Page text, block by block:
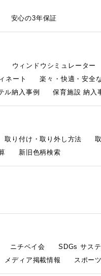
安心の3年保証
ウィンドウシミュレーター
ネート 楽々・快適・安全
ル納入事例 保育施設 納入
取り付け・取り外し方法
新旧色柄検索
ニチベイ会 SDGs サス
メディア掲載情報 スポー